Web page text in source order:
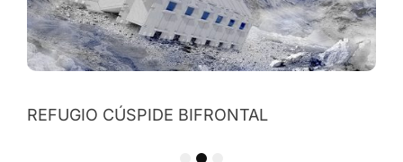
REFUGIO CÚSPIDE BIFRONTAL